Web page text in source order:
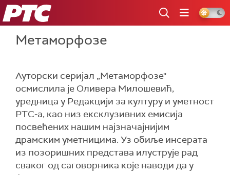
РТС
Метаморфозе
Ауторски серијал „Метаморфозе"
осмислила је Оливера Милошевић,
уредница у Редакцији за културу и уметност
РТС-а, као низ ексклузивних емисија
посвећених нашим најзначајнијим
драмским уметницима. Уз обиље инсерата
из позоришних представа илуструје рад
сваког од саговорника које наводи да у